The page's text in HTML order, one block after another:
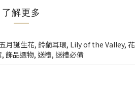
了解更多